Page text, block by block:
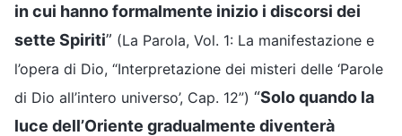
in cui hanno formalmente inizio i discorsi dei
sette Spiriti” (La Parola, Vol. 1: La manifestazione e
l’opera di Dio, “Interpretazione dei misteri delle ‘Parole
di Dio all’intero universo’, Cap. 12”) “Solo quando la
luce dell’Oriente gradualmente diventerà